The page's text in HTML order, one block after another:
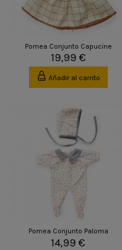
Pomea Conjunto Capucine
19,99 €
Añadir al carrito
Pomea Conjunto Paloma
14,99 €